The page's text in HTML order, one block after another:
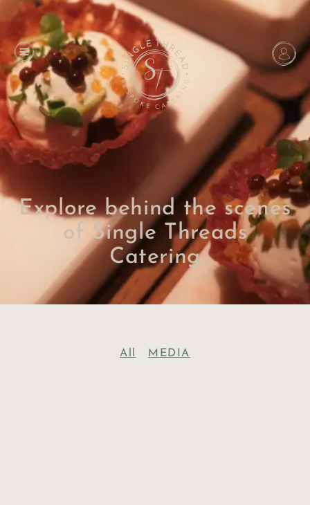
Explore behind the scenes
of Single Threads
Catering
All MEDIA